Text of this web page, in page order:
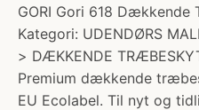
GORI Gori 618
Kategori: UDENDØRS
> DÆKKENDE
Premium dækkende
EU Ecolabel. Til nyt og